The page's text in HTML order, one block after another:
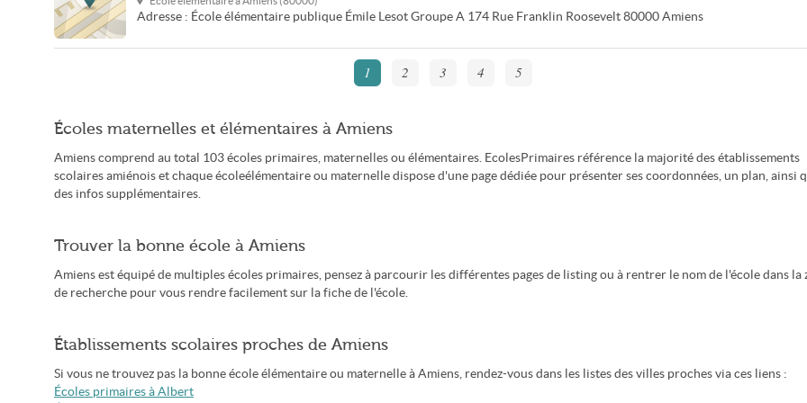
Adresse : École élémentaire publique Émile Lesot Groupe A 174 Rue Franklin Roosevelt 80000 Amiens
1 2 3 4 5
Écoles maternelles et élémentaires à Amiens
Amiens comprend au total 103 écoles primaires, maternelles ou élémentaires. EcolesPrimaires référence la majorité des établissements
scolaires amiénois et chaque écoleélémentaire ou maternelle dispose d'une page dédiée pour présenter ses coordonnées, un plan, ainsi
des infos supplémentaires.
Trouver la bonne école à Amiens
Amiens est équipé de multiples écoles primaires, pensez à parcourir les différentes pages de listing ou à rentrer le nom de l'école dans la
de recherche pour vous rendre facilement sur la fiche de l'école.
Établissements scolaires proches de Amiens
Si vous ne trouvez pas la bonne école élémentaire ou maternelle à Amiens, rendez-vous dans les listes des villes proches via ces liens :
Écoles primaires à Albert